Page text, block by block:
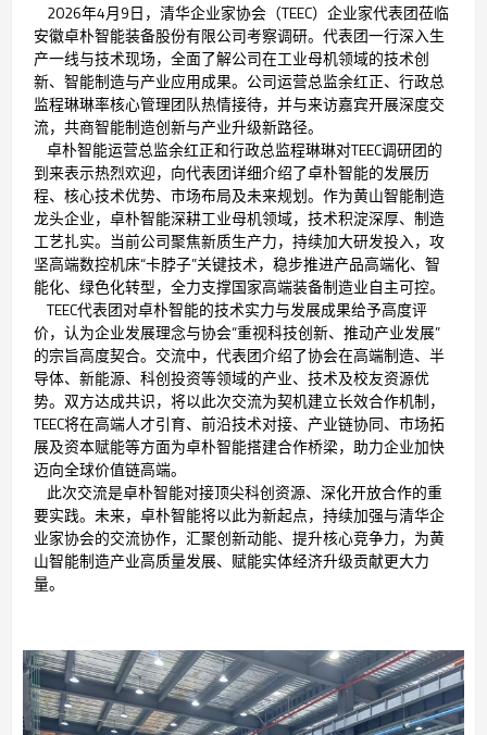
2026年4月9日，清华企业家协会（TEEC）企业家代表团莅临
安徽卓朴智能装备股份有限公司考察调研。代表团一行深入生
产一线与技术现场，全面了解公司在工业母机领域的技术创
新、智能制造与产业应用成果。公司运营总监余红正、行政总
监程琳琳率核心管理团队热情接待，并与来访嘉宾开展深度交
流，共商智能制造创新与产业升级新路径。
卓朴智能运营总监余红正和行政总监程琳琳对TEEC调研团的
到来表示热烈欢迎，向代表团详细介绍了卓朴智能的发展历
程、核心技术优势、市场布局及未来规划。作为黄山智能制造
龙头企业，卓朴智能深耕工业母机领域，技术积淀深厚、制造
工艺扎实。当前公司聚焦新质生产力，持续加大研发投入，攻
坚高端数控机床“卡脖子”关键技术，稳步推进产品高端化、智
能化、绿色化转型，全力支撑国家高端装备制造业自主可控。
TEEC代表团对卓朴智能的技术实力与发展成果给予高度评
价，认为企业发展理念与协会“重视科技创新、推动产业发展”
的宗旨高度契合。交流中，代表团介绍了协会在高端制造、半
导体、新能源、科创投资等领域的产业、技术及校友资源优
势。双方达成共识，将以此次交流为契机建立长效合作机制，
TEEC将在高端人才引育、前沿技术对接、产业链协同、市场拓
展及资本赋能等方面为卓朴智能搭建合作桥梁，助力企业加快
迈向全球价值链高端。
此次交流是卓朴智能对接顶尖科创资源、深化开放合作的重
要实践。未来，卓朴智能将以此为新起点，持续加强与清华企
业家协会的交流协作，汇聚创新动能、提升核心竞争力，为黄
山智能制造产业高质量发展、赋能实体经济升级贡献更大力
量。